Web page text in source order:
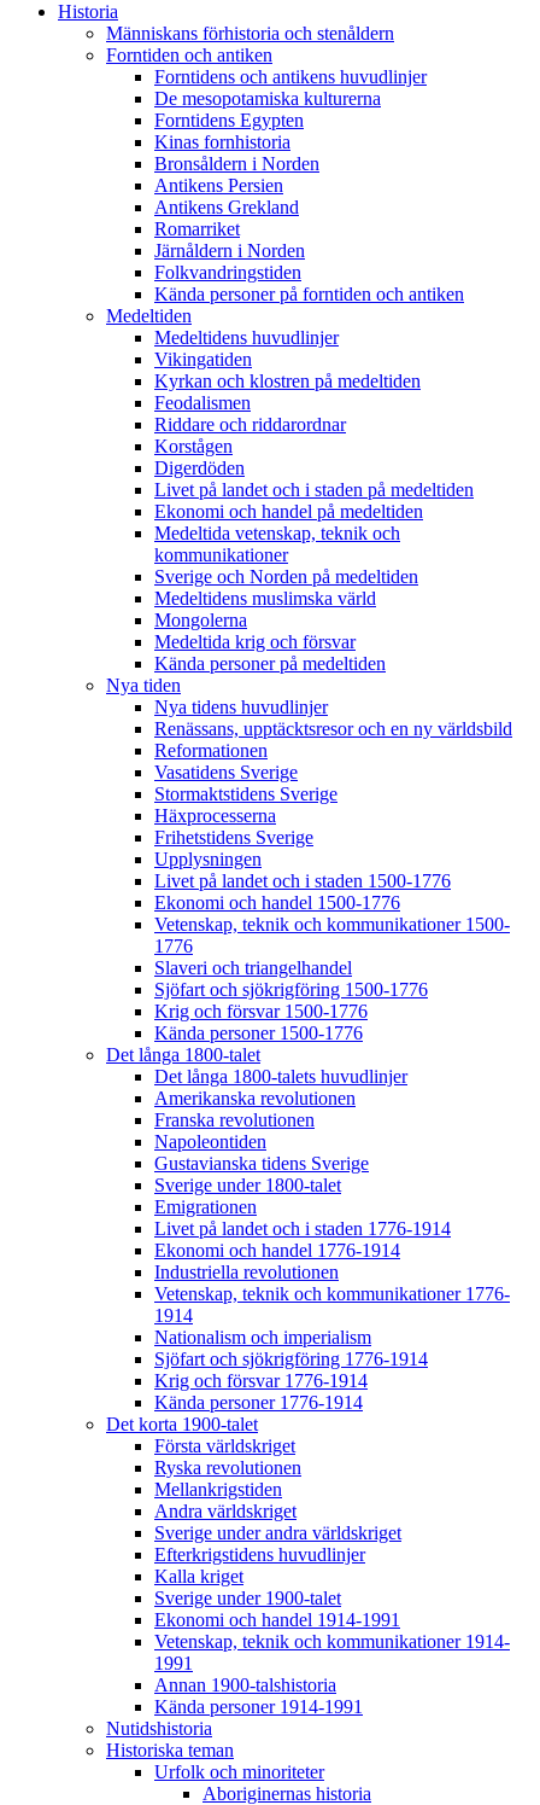
Historia
Människans förhistoria och stenåldern
Forntiden och antiken
Forntidens och antikens huvudlinjer
De mesopotamiska kulturerna
Forntidens Egypten
Kinas fornhistoria
Bronsåldern i Norden
Antikens Persien
Antikens Grekland
Romarriket
Järnåldern i Norden
Folkvandringstiden
Kända personer på forntiden och antiken
Medeltiden
Medeltidens huvudlinjer
Vikingatiden
Kyrkan och klostren på medeltiden
Feodalismen
Riddare och riddarordnar
Korstågen
Digerdöden
Livet på landet och i staden på medeltiden
Ekonomi och handel på medeltiden
Medeltida vetenskap, teknik och
kommunikationer
Sverige och Norden på medeltiden
Medeltidens muslimska värld
Mongolerna
Medeltida krig och försvar
Kända personer på medeltiden
Nya tiden
Nya tidens huvudlinjer
Renässans, upptäcktsresor och en ny världsbild
Reformationen
Vasatidens Sverige
Stormaktstidens Sverige
Häxprocesserna
Frihetstidens Sverige
Upplysningen
Livet på landet och i staden 1500-1776
Ekonomi och handel 1500-1776
Vetenskap, teknik och kommunikationer 1500-
1776
Slaveri och triangelhandel
Sjöfart och sjökrigföring 1500-1776
Krig och försvar 1500-1776
Kända personer 1500-1776
Det långa 1800-talet
Det långa 1800-talets huvudlinjer
Amerikanska revolutionen
Franska revolutionen
Napoleontiden
Gustavianska tidens Sverige
Sverige under 1800-talet
Emigrationen
Livet på landet och i staden 1776-1914
Ekonomi och handel 1776-1914
Industriella revolutionen
Vetenskap, teknik och kommunikationer 1776-
1914
Nationalism och imperialism
Sjöfart och sjökrigföring 1776-1914
Krig och försvar 1776-1914
Kända personer 1776-1914
Det korta 1900-talet
Första världskriget
Ryska revolutionen
Mellankrigstiden
Andra världskriget
Sverige under andra världskriget
Efterkrigstidens huvudlinjer
Kalla kriget
Sverige under 1900-talet
Ekonomi och handel 1914-1991
Vetenskap, teknik och kommunikationer 1914-
1991
Annan 1900-talshistoria
Kända personer 1914-1991
Nutidshistoria
Historiska teman
Urfolk och minoriteter
Aboriginernas historia